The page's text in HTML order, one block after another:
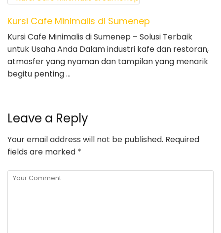
Kursi Cafe Minimalis di Sumenep
Kursi Cafe Minimalis di Sumenep – Solusi Terbaik
untuk Usaha Anda Dalam industri kafe dan restoran,
atmosfer yang nyaman dan tampilan yang menarik
begitu penting …
Leave a Reply
Your email address will not be published. Required
fields are marked *